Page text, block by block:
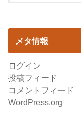
メタ情報
ログイン
投稿フィード
コメントフィード
WordPress.org